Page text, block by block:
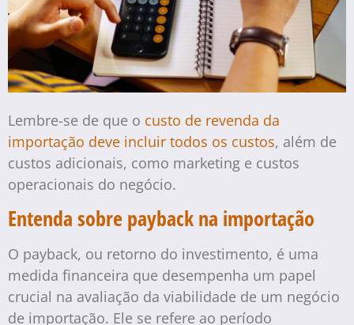
Lembre-se de que o custo de revenda da
importação deve incluir todos os custos, além de
custos adicionais, como marketing e custos
operacionais do negócio.
Entenda sobre payback na importação
O payback, ou retorno do investimento, é uma
medida financeira que desempenha um papel
crucial na avaliação da viabilidade de um negócio
de importação. Ele se refere ao período